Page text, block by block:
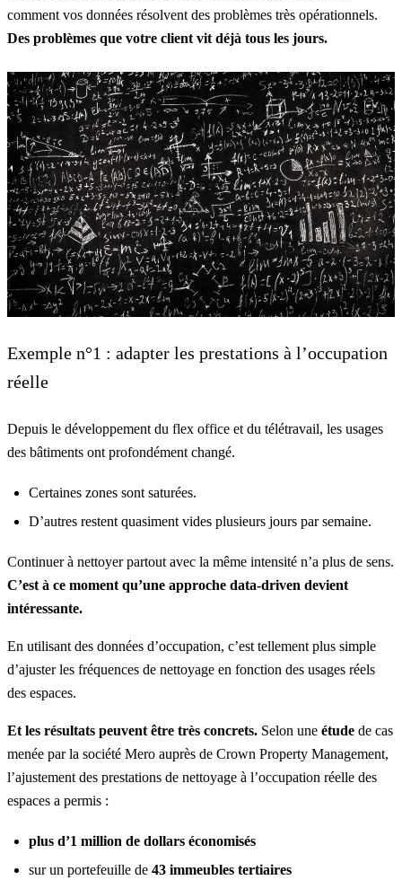
comment vos données résolvent des problèmes très opérationnels.
Des problèmes que votre client vit déjà tous les jours.
Exemple n°1 : adapter les prestations à l’occupation
réelle
Depuis le développement du flex office et du télétravail, les usages
des bâtiments ont profondément changé.
Certaines zones sont saturées.
D’autres restent quasiment vides plusieurs jours par semaine.
Continuer à nettoyer partout avec la même intensité n’a plus de sens.
C’est à ce moment qu’une approche data-driven devient
intéressante.
En utilisant des données d’occupation, c’est tellement plus simple
d’ajuster les fréquences de nettoyage en fonction des usages réels
des espaces.
Et les résultats peuvent être très concrets. Selon une étude de cas
menée par la société Mero auprès de Crown Property Management,
l’ajustement des prestations de nettoyage à l’occupation réelle des
espaces a permis :
plus d’1 million de dollars économisés
sur un portefeuille de 43 immeubles tertiaires